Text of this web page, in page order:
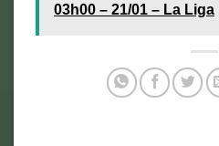
03h00 – 21/01 – La Liga